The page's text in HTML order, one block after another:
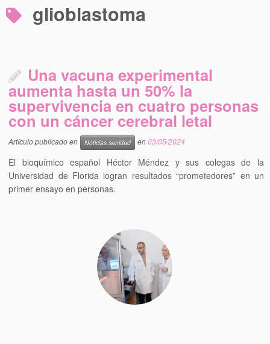
NUESTROS PRODUCTOS
glioblastoma
Una vacuna experimental
aumenta hasta un 50% la
supervivencia en cuatro personas
con un cáncer cerebral letal
Artículo publicado en Noticias sanidad en03/05/2024
El bioquímico español Héctor Méndez y sus colegas de la
Universidad de Florida logran resultados “prometedores” en un
primer ensayo en personas.